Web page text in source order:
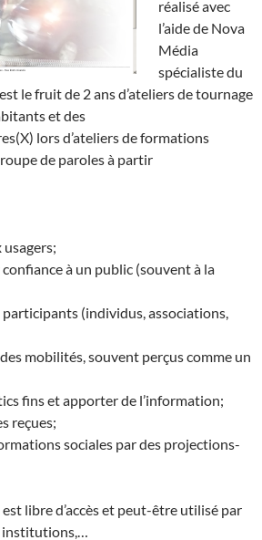
réalisé avec
l’aide de Nova
Média
spécialiste du
le fruit de 2 ans d’ateliers de tournage
et des
lors d’ateliers de formations
de paroles à partir
à un public (souvent à la
participants (individus, associations,
mobilités, souvent perçus comme un
fins et apporter de l’information;
reçues;
sociales par des projections-
libre d’accès et peut-être utilisé par
institutions,…